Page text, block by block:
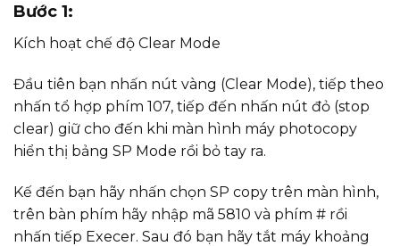
Bước 1:
Kích hoạt chế độ Clear Mode
Đầu tiên bạn nhấn nút vàng (Clear Mode), tiếp theo
nhấn tổ hợp phím 107, tiếp đến nhấn nút đỏ (stop
clear) giữ cho đến khi màn hình máy photocopy
hiển thị bảng SP Mode rồi bỏ tay ra.
Kế đến bạn hãy nhấn chọn SP copy trên màn hình,
trên bàn phím hãy nhập mã 5810 và phím # rồi
nhấn tiếp Execer. Sau đó bạn hãy tắt máy khoảng